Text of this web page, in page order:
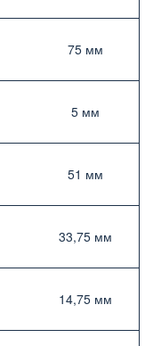
75 мм­
5 мм­
51 мм­
33,75 мм­
14,75 мм­